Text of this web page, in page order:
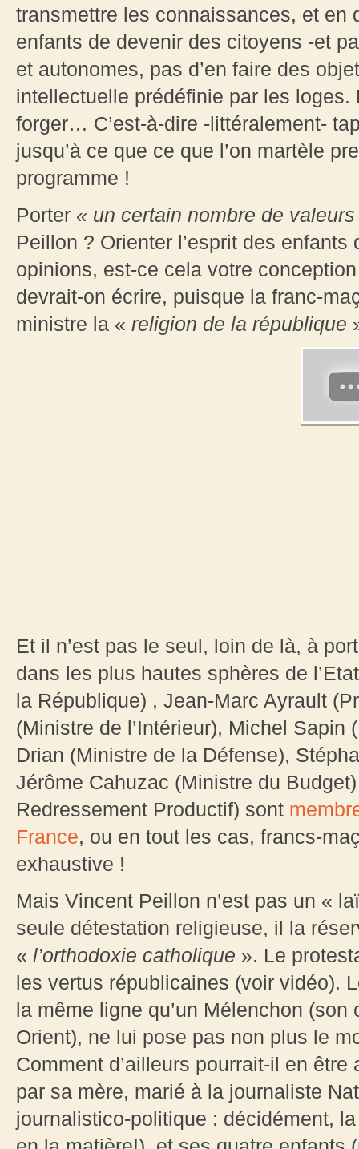
transmettre les connaissances, et en
enfants de devenir des citoyens -et
et autonomes, pas d’en faire des
intellectuelle prédéfinie par les
forger… C’est-à-dire -littéralement-
jusqu’à ce que ce que l’on martèle
programme !
Porter « un certain nombre de
Peillon ? Orienter l’esprit des
opinions, est-ce cela votre
devrait-on écrire, puisque la franc-
ministre la « religion de la république
Et il n’est pas le seul, loin de là, à
dans les plus hautes sphères de
la République) , Jean-Marc Ayrault
(Ministre de l’Intérieur), Michel
Drian (Ministre de la Défense),
Jérôme Cahuzac (Ministre du
Redressement Productif) sont
France, ou en tout les cas, francs-
exhaustive !
Mais Vincent Peillon n’est pas un «
seule détestation religieuse, il la
« l’orthodoxie catholique ». Le
les vertus républicaines (voir vidéo).
la même ligne qu’un Mélenchon
Orient), ne lui pose pas non plus le
Comment d’ailleurs pourrait-il en
par sa mère, marié à la journaliste
journalistico-politique : décidément,